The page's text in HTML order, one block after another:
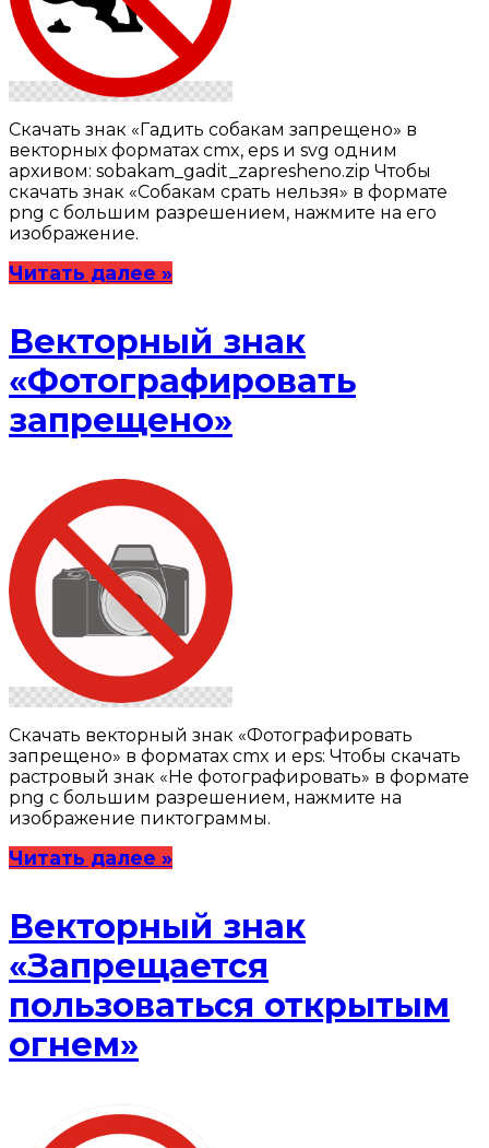
Скачать знак «Гадить собакам запрещено» в
векторных форматах cmx, eps и svg одним
архивом: sobakam_gadit_zapresheno.zip Чтобы
скачать знак «Собакам срать нельзя» в формате
png с большим разрешением, нажмите на его
изображение.
Читать далее »
Векторный знак
«Фотографировать
запрещено»
Скачать векторный знак «Фотографировать
запрещено» в форматах cmx и eps: Чтобы скачать
растровый знак «Не фотографировать» в формате
png с большим разрешением, нажмите на
изображение пиктограммы.
Читать далее »
Векторный знак
«Запрещается
пользоваться открытым
огнем»